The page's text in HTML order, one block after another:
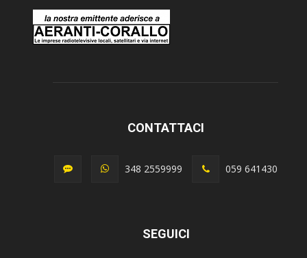
CONTATTACI
348 2559999 059 641430
SEGUICI